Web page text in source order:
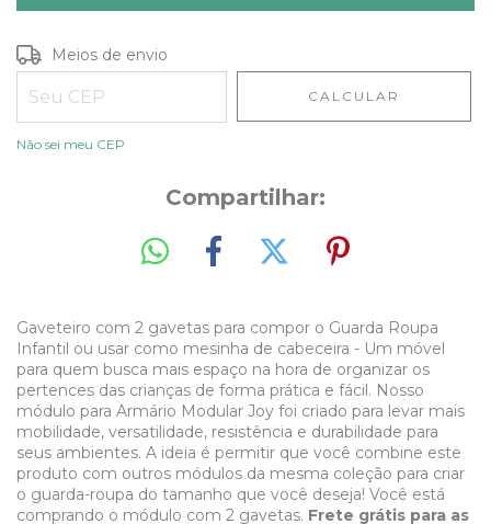
Entregas para o CEP:
Meios de envio
CALCULAR
Não sei meu CEP
Compartilhar:
Gaveteiro com 2 gavetas para compor o Guarda Roupa
Infantil ou usar como mesinha de cabeceira - Um móvel
para quem busca mais espaço na hora de organizar os
pertences das crianças de forma prática e fácil. Nosso
módulo para Armário Modular Joy foi criado para levar mais
mobilidade, versatilidade, resistência e durabilidade para
seus ambientes. A ideia é permitir que você combine este
produto com outros módulos da mesma coleção para criar
o guarda-roupa do tamanho que você deseja! Você está
comprando o módulo com 2 gavetas. Frete grátis para as